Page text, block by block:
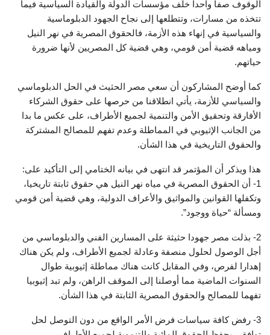
الوقوف صفا واحدا خلف مؤسسات الدولة والقيادة السياسية فيما
تتخذه من مسارات، وتتطلعها إلى نجاح الجهود الدبلوماسية
والسياسية في إنهاء هذه الأزمة، فالحقوق المصرية في نهر النيل
ومياهه قضية أمن قومي، وهي قضية كل المصريين لأنها ضرورة
حياتهم.
كما أوضح المشاركون أن سعي مصر الحثيث في الحل الدبلوماسي
والسياسي للأزمة، يأتي انطلاقنا من حرصها على حقوق الشركاء
الأفارقة وتحقيق الأمن والتنمية لجميع الأطراف، على عكس ما بدا
من الجانب الإثيوبي في المماطلة وعدم تفهم للمصالح المشتركة
والحقوق التاريخية في هذا الشأن.
هذا ويذكر أن المؤتمر قد انتهى في بيانه الختامي إلى التأكيد على:
1- أن الحقوق المصرية في مياه نهر النيل هي حقوق ثابتة تاريخيا،
وتكفلها القوانين والمواثيق والأعراف الدولية، وهي قضية أمن قومي
ومسألة “حياة ووجود”.
2- بذلت مصر جهودا حثيثة على المسارين الفني والدبلوماسي من
أجل الوصول لحلول منصفة وعادلة لجميع الأطراف، ولم يكن هناك
إهدارا لفرص، وفي المقابل كانت هناك مماطلة إثيوبية طوال
السنوات الماضية مما أوصلنا إلى الموقف الراهن، ولم تبد إثيوبيا
تفهما للمصالح والحقوق المصرية الثابتة في هذا الشأن.
3- رفض كافة سياسات فرض الأمر الواقع من دون التوصل لحل